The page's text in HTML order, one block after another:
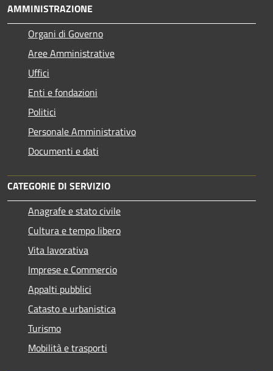
AMMINISTRAZIONE
Organi di Governo
Aree Amministrative
Uffici
Enti e fondazioni
Politici
Personale Amministrativo
Documenti e dati
CATEGORIE DI SERVIZIO
Anagrafe e stato civile
Cultura e tempo libero
Vita lavorativa
Imprese e Commercio
Appalti pubblici
Catasto e urbanistica
Turismo
Mobilità e trasporti